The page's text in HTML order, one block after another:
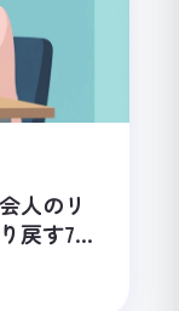
人のリ
戻す7つ